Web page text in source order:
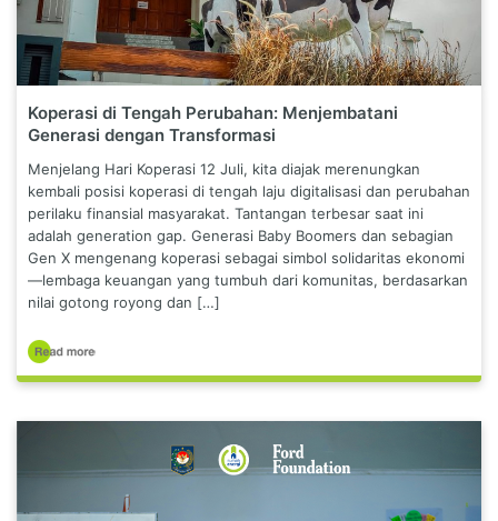
Koperasi di Tengah Perubahan: Menjembatani
Generasi dengan Transformasi
Menjelang Hari Koperasi 12 Juli, kita diajak merenungkan
kembali posisi koperasi di tengah laju digitalisasi dan perubahan
perilaku finansial masyarakat. Tantangan terbesar saat ini
adalah generation gap. Generasi Baby Boomers dan sebagian
Gen X mengenang koperasi sebagai simbol solidaritas ekonomi
—lembaga keuangan yang tumbuh dari komunitas, berdasarkan
nilai gotong royong dan […]